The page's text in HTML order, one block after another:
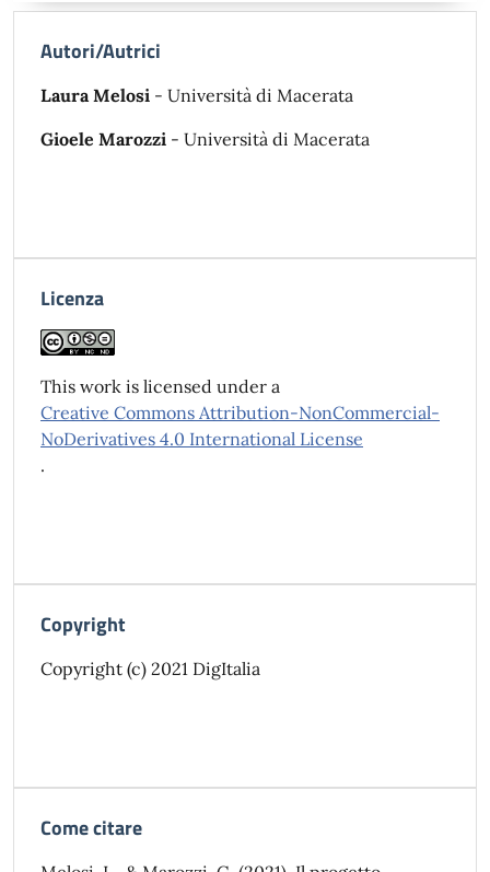
Autori/Autrici
Laura Melosi - Università di Macerata
Gioele Marozzi - Università di Macerata
Licenza
This work is licensed under a
Creative Commons Attribution-NonCommercial-
NoDerivatives 4.0 International License
.
Copyright
Copyright (c) 2021 DigItalia
Come citare